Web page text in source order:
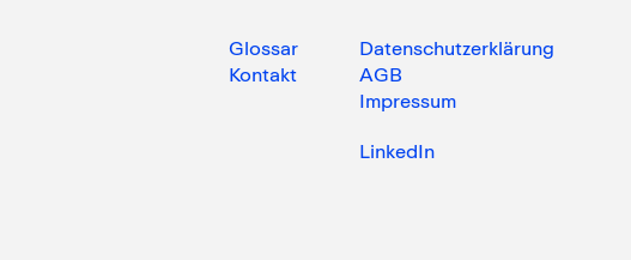
Glossar
Kontakt
Datenschutzerklärung
AGB
Impressum
LinkedIn